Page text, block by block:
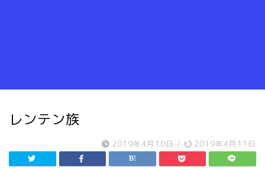
レンテン族
2019年4月10日 / 2019年4月11日